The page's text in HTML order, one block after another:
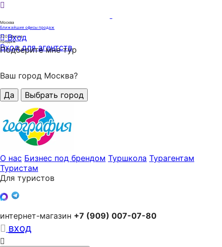
Москва
Ближайшие офисы продаж
320офисов
продаж
Вход
Вход для агентств
Подберите мне тур
Ваш город Москва?
Да
Выбрать город
О нас Бизнес под брендом Туршкола Турагентам
Туристам
Для туристов
интернет-магазин +7 (909) 007-07-80
вход